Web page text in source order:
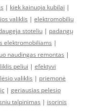
| kiek kainuoja kubilai |
valiklis | elektromobiliu
stoteliu | padangų
elektromobiliams |
naudingas remontas |
peliui | efektyvi
valiklis | priemonė
| geriausias pelesio
talpinimas | isorinis